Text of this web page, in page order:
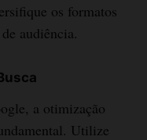
os formatos
audiência.
a otimização
Utilize